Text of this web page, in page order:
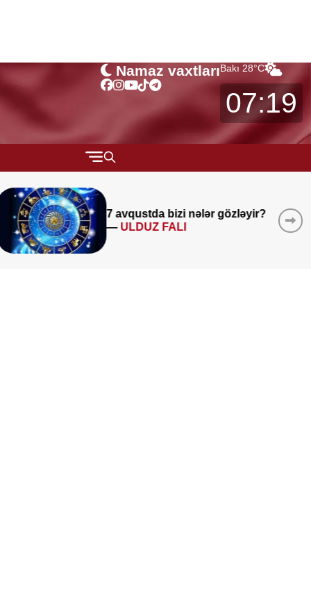
Namaz vaxtlarıBakı 28°C
07:19
MÜSAHİBƏ
MARAQLI
Sabah bu yerlərə leysan
yağacaq -
hava PROQNOZU